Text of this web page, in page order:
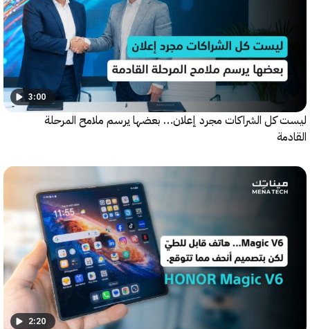
3:00
الشراكات مجرد إعلان… بعضها يرسم ملامح المرحلة
2:20